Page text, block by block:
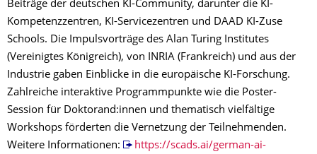
Beiträge der deutschen KI-Community, darunter die KI-
Kompetenzzentren, KI-Servicezentren und DAAD KI-Zuse
Schools. Die Impulsvorträge des Alan Turing Institutes
(Vereinigtes Königreich), von INRIA (Frankreich) und aus der
Industrie gaben Einblicke in die europäische KI-Forschung.
Zahlreiche interaktive Programmpunkte wie die Poster-
Session für Doktorand:innen und thematisch vielfältige
Workshops förderten die Vernetzung der Teilnehmenden.
Weitere Informationen:
https://scads.ai/german-ai-